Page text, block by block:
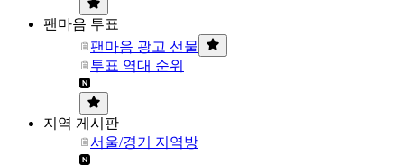
팬마음 투표
팬마음 광고 선물
투표 역대 순위
지역 게시판
서울/경기 지역방